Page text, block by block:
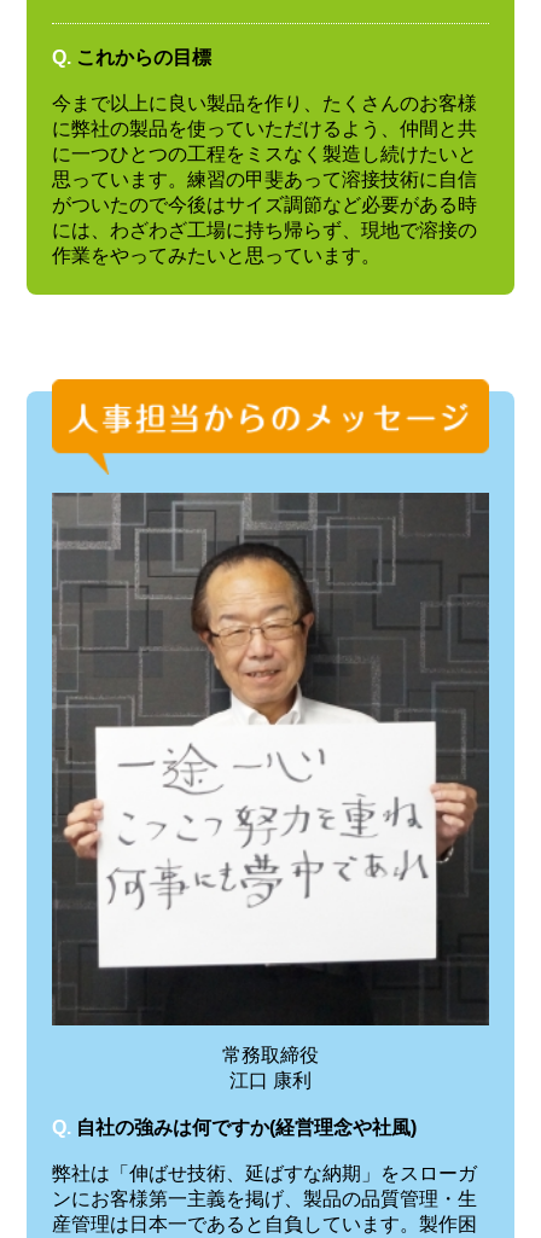
Q. これからの目標
今まで以上に良い製品を作り、たくさんのお客様
に弊社の製品を使っていただけるよう、仲間と共
に一つひとつの工程をミスなく製造し続けたいと
思っています。練習の甲斐あって溶接技術に自信
がついたので今後はサイズ調節など必要がある時
には、わざわざ工場に持ち帰らず、現地で溶接の
作業をやってみたいと思っています。
常務取締役
江口 康利
Q. 自社の強みは何ですか(経営理念や社風)
弊社は「伸ばせ技術、延ばすな納期」をスローガ
ンにお客様第一主義を掲げ、製品の品質管理・生
産管理は日本一であると自負しています。製作困